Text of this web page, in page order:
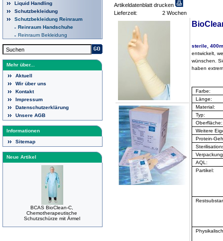
Liquid Handling
Schutzbekleidung
Schutzbekleidung Reinraum
Reinraum Handschuhe
Reinraum Bekleidung
Mehr über...
Aktuell
Wir über uns
Kontakt
Impressum
Datenschutzerklärung
Unsere AGB
Informationen
Sitemap
Neue Artikel
BCAS BioClean-C,
Chemotherapeutische
Schutzschürze mit Ärmel
Artikeldatenblatt drucken
Lieferzeit:
2 Wochen
sterile,
entwickelt,
wünschen.
haben
Farbe:
Länge:
Material:
Typ:
Oberfläche:
Weitere
Protein-
AQL:
Partikel: